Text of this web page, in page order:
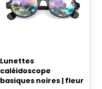
Lunettes
caléidoscope
basiques noires | fleur